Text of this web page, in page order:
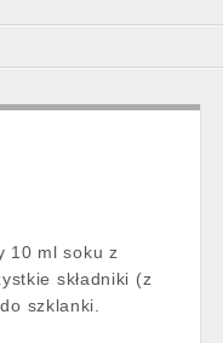
10 ml soku z
składniki (z
szklanki.